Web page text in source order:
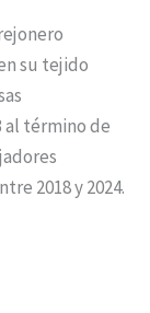
su tejido
al término de
2018 y 2024.